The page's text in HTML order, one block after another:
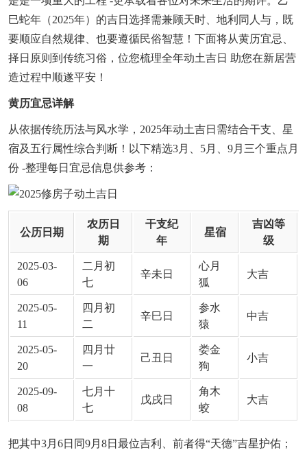
巳蛇年（2025年）的吉日选择需兼顾天时、地利同人与，既
要顺应自然规律、也要遵循民俗智慧！下面将从黄历宜忌、
择日原则到传统习俗，位您梳理全年动土吉日 助您在新居营
造过程中顺遂平安！
黄历宜忌详解
从依据传统历法与风水学，2025年动土吉日需结合干支、星
宿及五行属性综合判断！以下精选3月、5月、9月三个重点月
份 -整理每日宜忌信息供参考：
公历日期
农历日
期
干支纪
年
星宿
吉凶等
级
2025-03-
06
二月初
七
辛未日
心月
狐
大吉
2025-05-
11
四月初
二
辛巳日
参水
猿
中吉
2025-05-
20
四月廿
一
己丑日
娄金
狗
小吉
2025-09-
08
七月十
七
戊戌日
角木
蛟
大吉
把其中3月6日同9月8日最位吉利、前者得“天德”吉星护佑；